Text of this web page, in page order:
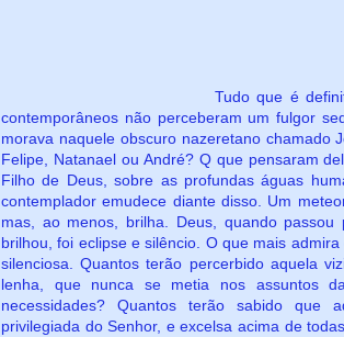
Tudo que é definitivo tem a
contemporâneos não perceberam um fulgor
morava naquele obscuro nazeretano chamado
Felipe, Natanael ou André? Q que pensaram
Filho de Deus, sobre as profundas águas
contemplador emudece diante disso. Um
mas, ao menos, brilha. Deus, quando
brilhou, foi eclipse e silêncio. O que mais
silenciosa. Quantos terão percerbido aquela
lenha, que nunca se metia nos assuntos
necessidades? Quantos terão sabido que
privilegiada do Senhor, e excelsa acima de